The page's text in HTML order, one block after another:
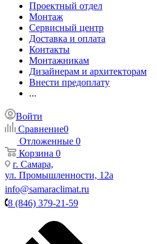
Проектный отдел
Монтаж
Сервисный центр
Доставка и оплата
Контакты
Монтажникам
Дизайнерам и архитекторам
Внести предоплату
...
Войти
Сравнение0
Отложенные 0
Корзина 0
г. Самара,
ул. Промышленности, 12а
info@samaraclimat.ru
8 (846) 379-21-59